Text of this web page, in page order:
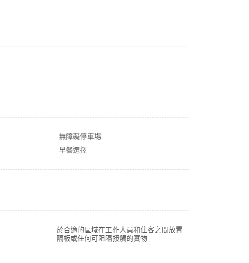
無障礙停車場
早餐選擇
於合適的區域在工作人員和住客之間放置
隔板或任何可阻隔接觸的實物